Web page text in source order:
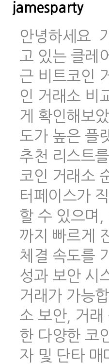
jamesparty
안녕하세요
고 있는 클레
근 비트코인
인 거래소 비
게 확인해보
도가 높은 플
추천 리스트
코인 거래소
터페이스가
할 수 있으며,
까지 빠르게
체결 속도를
성과 보안 시
거래가 가능
소 보안, 거래
한 다양한 코
자 및 단타 매